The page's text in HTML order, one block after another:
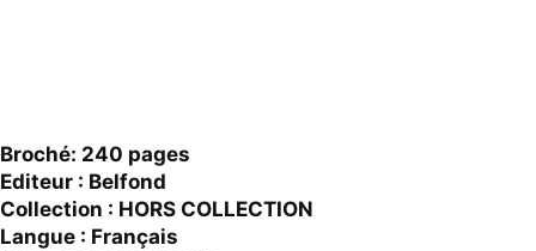
Broché: 240 pages
Editeur : Belfond
Collection : HORS COLLECTION
Langue : Français